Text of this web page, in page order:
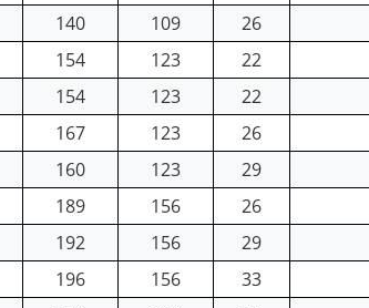
140 109 26
154 123 22
154 123 22
167 123 26
160 123 29
189 156 26
192 156 29
196 156 33